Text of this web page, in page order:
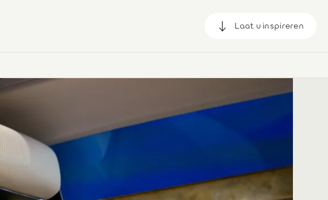
Laat u inspireren